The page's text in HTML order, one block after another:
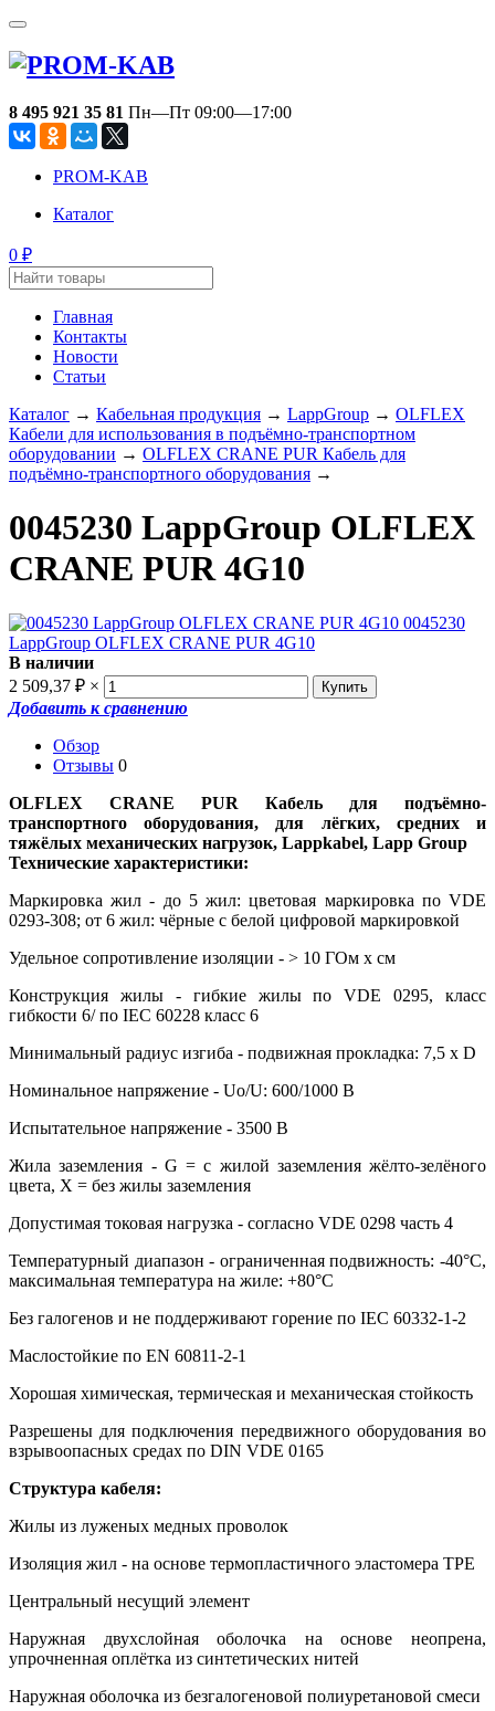
8 495 921 35 81 Пн—Пт 09:00—17:00
PROM-KAB
Каталог
0 ₽
Главная
Контакты
Новости
Статьи
Каталог → Кабельная продукция → LappGroup → OLFLEX
Кабели для использования в подъёмно-транспортном
оборудовании → OLFLEX CRANE PUR Кабель для
подъёмно-транспортного оборудования →
0045230 LappGroup OLFLEX
CRANE PUR 4G10
В наличии
2 509,37 ₽ ×
Добавить к сравнению
Обзор
Отзывы 0
OLFLEX CRANE PUR Кабель для подъёмно-
транспортного оборудования, для лёгких, средних и
тяжёлых механических нагрузок, Lappkabel, Lapp Group
Технические характеристики:
Маркировка жил - до 5 жил: цветовая маркировка по VDE
0293-308; от 6 жил: чёрные с белой цифровой маркировкой
Удельное сопротивление изоляции - > 10 ГОм х см
Конструкция жилы - гибкие жилы по VDE 0295, класс
гибкости 6/ по IEC 60228 класс 6
Минимальный радиус изгиба - подвижная прокладка: 7,5 х D
Номинальное напряжение - Uo/U: 600/1000 В
Испытательное напряжение - 3500 В
Жила заземления - G = с жилой заземления жёлто-зелёного
цвета, X = без жилы заземления
Допустимая токовая нагрузка - согласно VDE 0298 часть 4
Температурный диапазон - ограниченная подвижность: -40°С,
максимальная температура на жиле: +80°С
Без галогенов и не поддерживают горение по IEC 60332-1-2
Маслостойкие по EN 60811-2-1
Хорошая химическая, термическая и механическая стойкость
Разрешены для подключения передвижного оборудования во
взрывоопасных средах по DIN VDE 0165
Структура кабеля:
Жилы из луженых медных проволок
Изоляция жил - на основе термопластичного эластомера TPE
Центральный несущий элемент
Наружная двухслойная оболочка на основе неопрена,
упрочненная оплётка из синтетических нитей
Наружная оболочка из безгалогеновой полиуретановой смеси